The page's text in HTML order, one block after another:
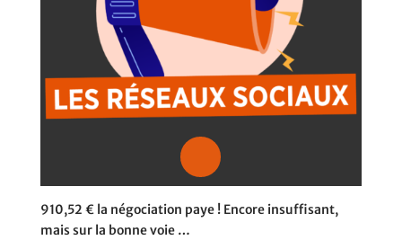
910,52 € la négociation paye! Encore insuffisant,
mais sur la bonnevoie…